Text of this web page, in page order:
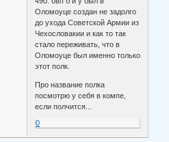
Оломоуце создан не задолго
до ухода Советской Армии из
Чехословакии и как то так
стало переживать, что в
Оломоуце был именно только
этот полк.
Про название полка
посмотрю у себя в компе,
если полчится...
0